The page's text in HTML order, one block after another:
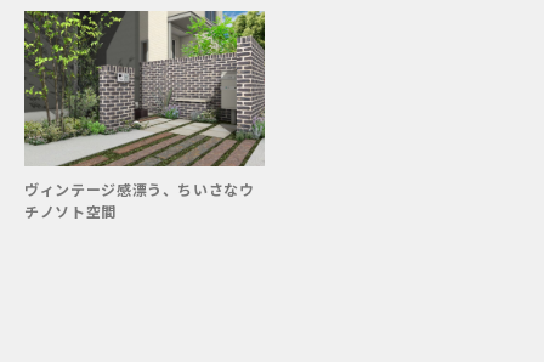
ヴィンテージ感漂う、ちいさなウ
チノソト空間